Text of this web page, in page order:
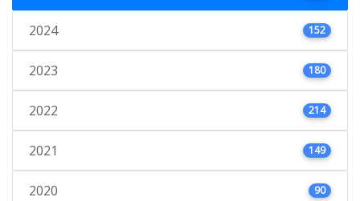
2024 152
2023 180
2022 214
2021 149
2020 90